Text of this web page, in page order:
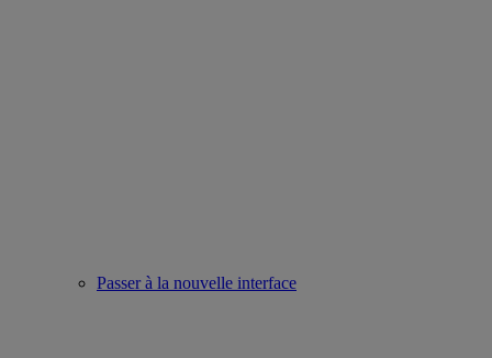
Passer à la nouvelle interface